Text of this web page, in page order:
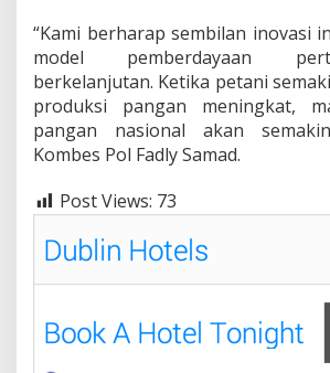
“Kami berharap sembilan inovasi
model pemberdayaan
berkelanjutan. Ketika petani
produksi pangan meningkat,
pangan nasional akan
Kombes Pol Fadly Samad.
Post Views: 73